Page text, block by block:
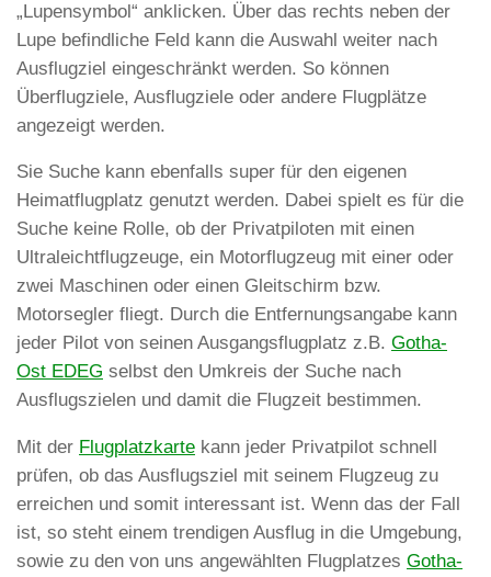
„Lupensymbol“ anklicken. Über das rechts neben der
Lupe befindliche Feld kann die Auswahl weiter nach
Ausflugziel eingeschränkt werden. So können
Überflugziele, Ausflugziele oder andere Flugplätze
angezeigt werden.
Sie Suche kann ebenfalls super für den eigenen
Heimatflugplatz genutzt werden. Dabei spielt es für die
Suche keine Rolle, ob der Privatpiloten mit einen
Ultraleichtflugzeuge, ein Motorflugzeug mit einer oder
zwei Maschinen oder einen Gleitschirm bzw.
Motorsegler fliegt. Durch die Entfernungsangabe kann
jeder Pilot von seinen Ausgangsflugplatz z.B. Gotha-
Ost EDEG selbst den Umkreis der Suche nach
Ausflugszielen und damit die Flugzeit bestimmen.
Mit der Flugplatzkarte kann jeder Privatpilot schnell
prüfen, ob das Ausflugsziel mit seinem Flugzeug zu
erreichen und somit interessant ist. Wenn das der Fall
ist, so steht einem trendigen Ausflug in die Umgebung,
sowie zu den von uns angewählten Flugplatzes Gotha-